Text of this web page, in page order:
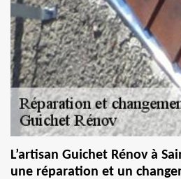
L’artisan Guichet Rénov à
une réparation et un